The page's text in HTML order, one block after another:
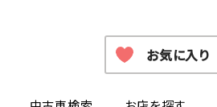
お気に入り